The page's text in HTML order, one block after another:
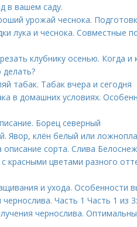
в вашем саду.
урожай чеснока.
лука и чеснока. Совместные
клубнику осенью. Когда и
табак. Табак вчера и сегодня
в домашних условиях.
Борец северный
Явор, клён белый или
сорта. Слива
красными цветами разного
и ухода. Особенности
чернослива. Часть 1 Часть 1 из
чернослива.